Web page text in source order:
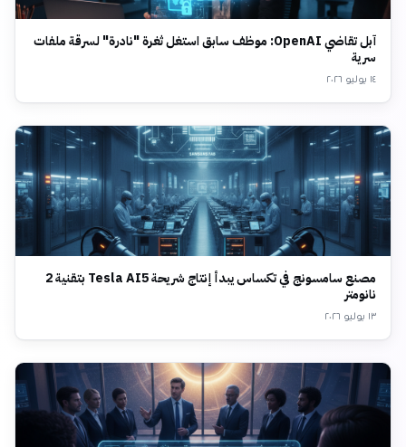
آبل تقاضي OpenAI: موظف سابق استغل ثغرة "نادرة" لسرقة ملفات
سرية
١٤ يوليو ٢٠٢٦
مصنع سامسونج في تكساس يبدأ إنتاج شريحة Tesla AI5 بتقنية 2
نانومتر
١٣ يوليو ٢٠٢٦